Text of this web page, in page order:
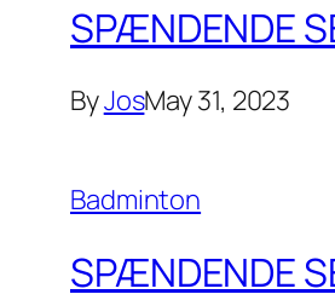
SPÆNDENDE
ByJosMay 31, 2023
Badminton
SPÆNDENDE